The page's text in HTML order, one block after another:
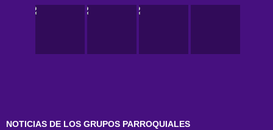
NOTICIAS DE LOS GRUPOS PARROQUIALES